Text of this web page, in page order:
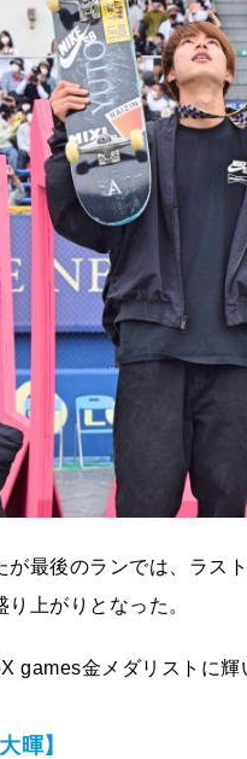
が最後のランでは、ラス
上がりとなった。
games金メダリストに輝
暉】